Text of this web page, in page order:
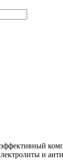
эффективный
и